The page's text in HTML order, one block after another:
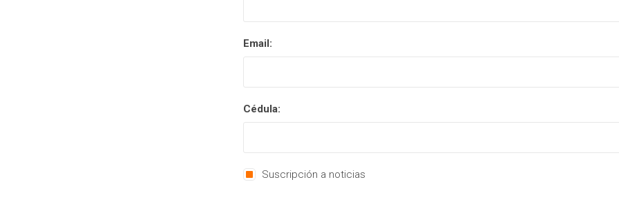
Email:
Cédula:
Suscripción a noticias